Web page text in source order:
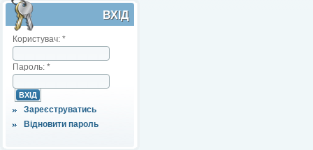
ВХІД
Користувач: *
Пароль: *
Зареєструватись
Відновити пароль